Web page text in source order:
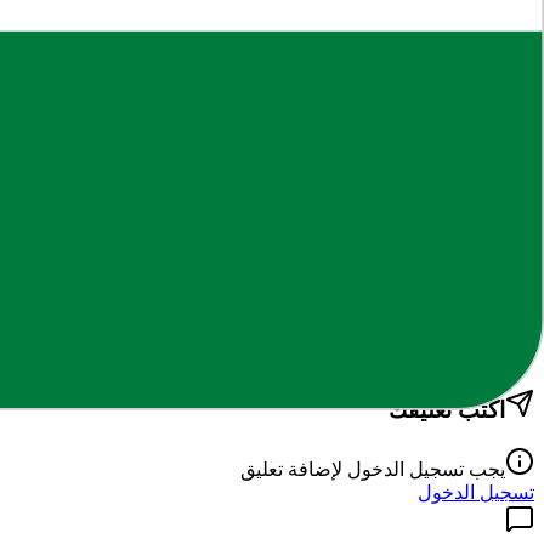
يتطلب تسجيل دخول مجاني
0
اكتب تعليقك
يجب تسجيل الدخول لإضافة تعليق
تسجيل الدخول